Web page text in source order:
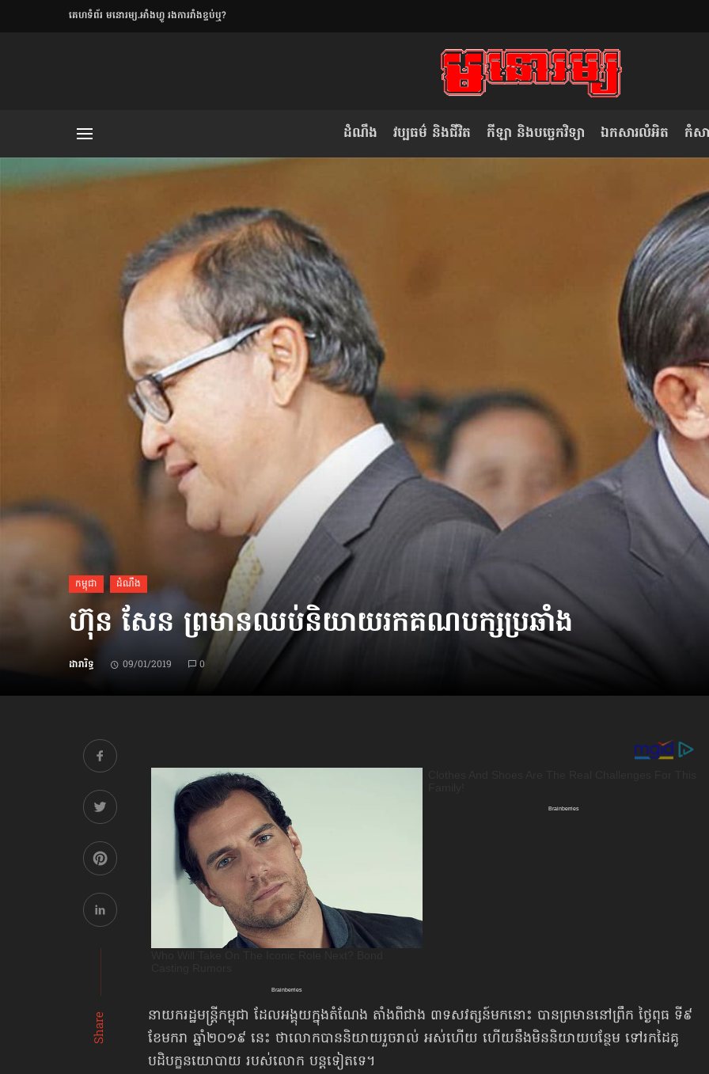
​គេហទំព័រ មនោរម្យ.អាំងហ្វូ រងការរាំងខ្ទប់ឬ?
ដំណឹង វប្បធម៌ និងជីវិត កីឡា និងបច្ចេកវិទ្យា ឯកសារលំអិត កំសា
កម្ពុជា ដំណឹង
ហ៊ុន សែន ព្រមាន​ឈប់​និយាយ​រក​​គណបក្ស​ប្រឆាំង
ដារារិទ្ធ 09/01/2019 0
Share
នាយករដ្ឋមន្ត្រីកម្ពុជា ដែលអង្គុយក្នុងតំណែង តាំងពីជាង ៣ទសវត្សន៍មកនោះ បានព្រមាននៅព្រឹក ថ្ងៃពុធ ទី៩
ខែមករា ឆ្នាំ២០១៩​ នេះ ថាលោកបាននិយាយរួចរាល់ អស់ហើយ ហើយនឹងមិននិយាយបន្ថែម ទៅរកដៃគូ
បដិបក្ខនយោបាយ របស់លោក បន្តទៀតទេ។
លិខិតប្រិយមិត្ត៖ «អំពីទោសៈ»
លិខិតប្រិយមិត្ត៖ «កាមតណ្ហា​
អឹមបាពេ ប្រកាសជាផ្លូវការ
មិនលាឈប់